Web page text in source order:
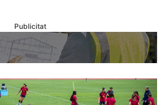
Publicitat